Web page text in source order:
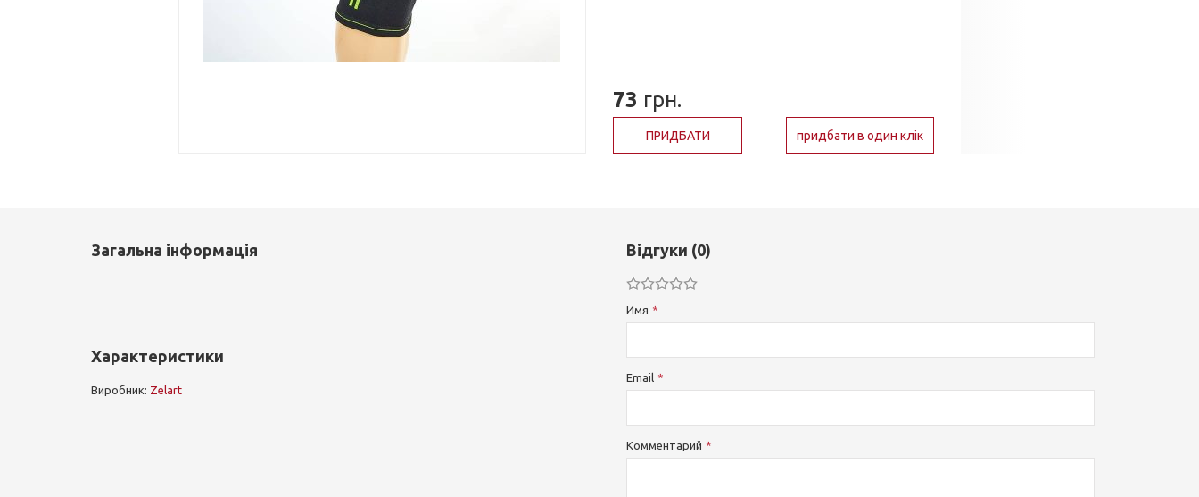
73 грн.
ПРИДБАТИ придбати в один клік
Загальна інформація
Характеристики
Виробник: Zelart
Відгуки (0)
Имя
Email
Комментарий